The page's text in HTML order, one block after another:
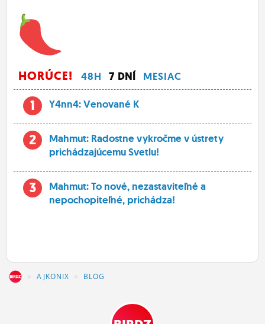
HORÚCE! 48H 7 DNÍ MESIAC
1 Y4nn4: Venované K
2
Mahmut: Radostne vykročme v ústrety
prichádzajúcemu Svetlu!
3
Mahmut: To nové, nezastaviteľné a
nepochopiteľné, prichádza!
AJKONIX BLOG